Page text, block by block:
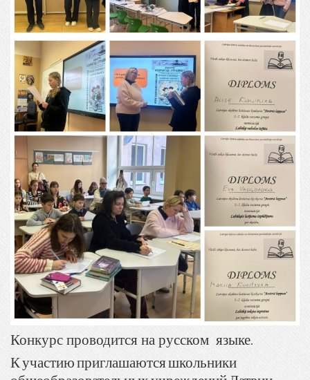
Конкурс проводится на русском языке.
Кучастиюприглашаютсяшкольники